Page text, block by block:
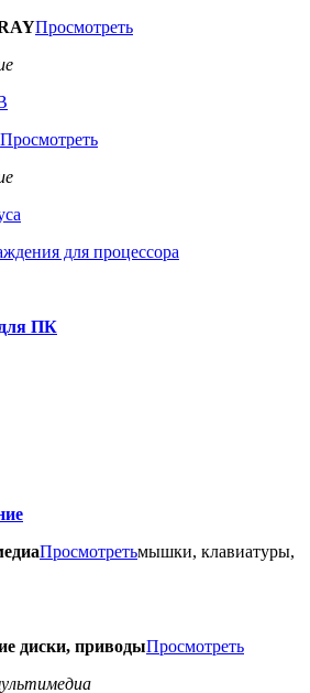
Просмотреть
Просмотреть
для процессора
для ПК
Просмотретьмышки, клавиатуры,
диски, приводыПросмотреть